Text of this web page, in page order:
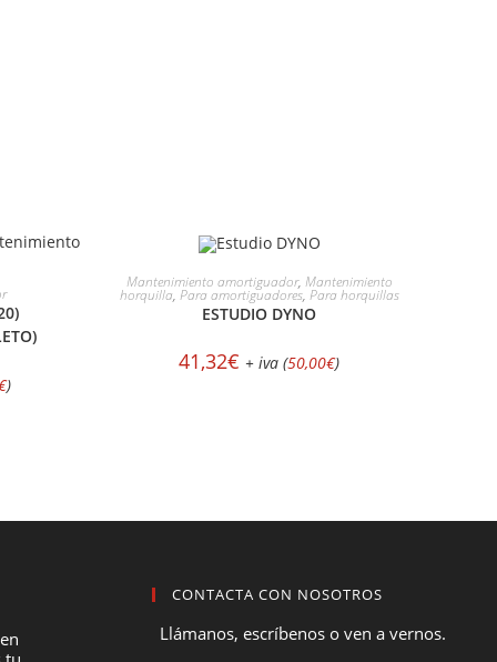
)
AÑADIR AL CARRITO
Mantenimiento amortiguador, Mantenimiento
horquilla, Para amortiguadores, Para horquillas
ESTUDIO DYNO
41,32€ + iva (50,00€)
CONTACTA CON NOSOTROS
Llámanos, escríbenos o ven a vernos.